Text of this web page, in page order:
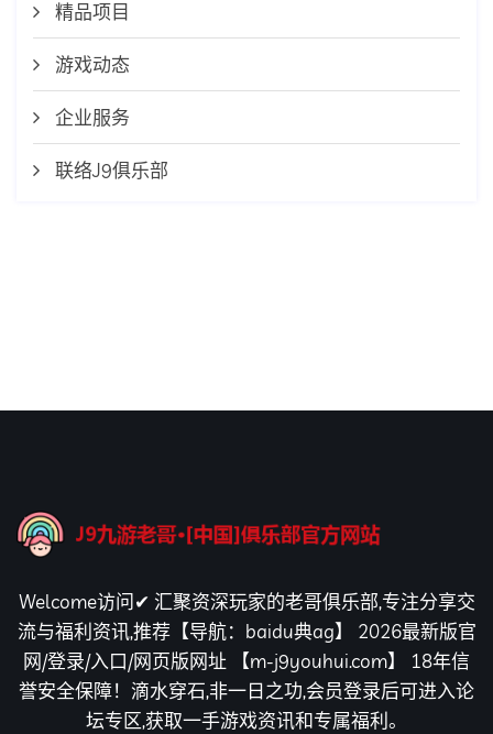
精品项目
游戏动态
企业服务
联络J9俱乐部
Welcome访问✔ 汇聚资深玩家的老哥俱乐部,专注分享交
流与福利资讯,推荐【导航：baidu典ag】 2026最新版官
网/登录/入口/网页版网址 【m-j9youhui.com】 18年信
誉安全保障！滴水穿石,非一日之功,会员登录后可进入论
坛专区,获取一手游戏资讯和专属福利。